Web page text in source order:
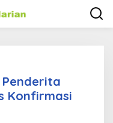
Penderita
Konfirmasi